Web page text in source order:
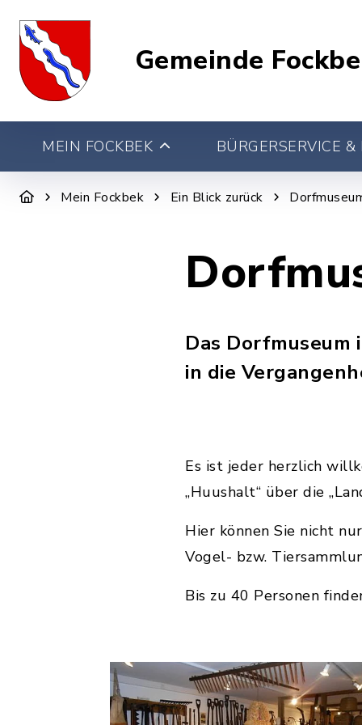
Gemeinde
MEIN FOCKBEK BÜRGERSERVICE
Mein Fockbek Ein Blick zurück
Das Dorfmuseum
in die
Es ist jeder herzlich
„Huushalt“ über die
Hier können Sie nicht
Vogel- bzw.
Bis zu 40 Personen